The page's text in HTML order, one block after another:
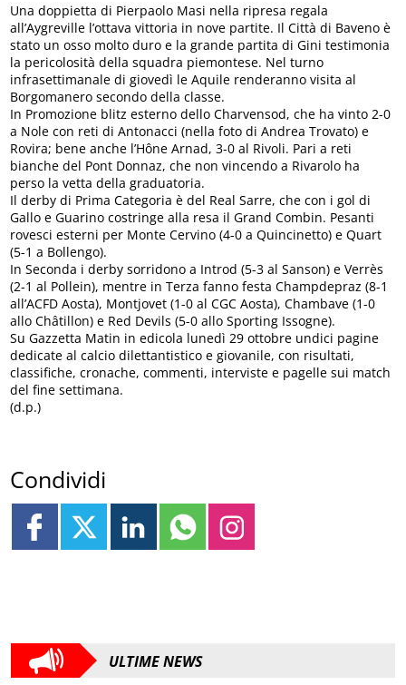
Una doppietta di Pierpaolo Masi nella ripresa regala
all’Aygreville l’ottava vittoria in nove partite. Il Città di Baveno è
stato un osso molto duro e la grande partita di Gini testimonia
la pericolosità della squadra piemontese. Nel turno
infrasettimanale di giovedì le Aquile renderanno visita al
Borgomanero secondo della classe.
In Promozione blitz esterno dello Charvensod, che ha vinto 2-0
a Nole con reti di Antonacci (nella foto di Andrea Trovato) e
Rovira; bene anche l’Hône Arnad, 3-0 al Rivoli. Pari a reti
bianche del Pont Donnaz, che non vincendo a Rivarolo ha
perso la vetta della graduatoria.
Il derby di Prima Categoria è del Real Sarre, che con i gol di
Gallo e Guarino costringe alla resa il Grand Combin. Pesanti
rovesci esterni per Monte Cervino (4-0 a Quincinetto) e Quart
(5-1 a Bollengo).
In Seconda i derby sorridono a Introd (5-3 al Sanson) e Verrès
(2-1 al Pollein), mentre in Terza fanno festa Champdepraz (8-1
all’ACFD Aosta), Montjovet (1-0 al CGC Aosta), Chambave (1-0
allo Châtillon) e Red Devils (5-0 allo Sporting Issogne).
Su Gazzetta Matin in edicola lunedì 29 ottobre undici pagine
dedicate al calcio dilettantistico e giovanile, con risultati,
classifiche, cronache, commenti, interviste e pagelle sui match
del fine settimana.
(d.p.)
Condividi
ULTIME NEWS